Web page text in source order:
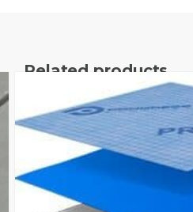
Related products